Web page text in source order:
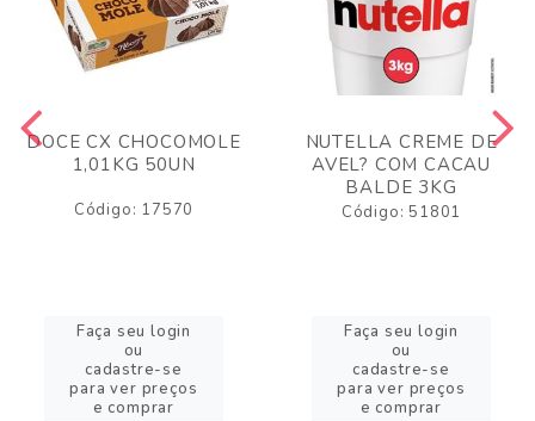
DOCE CX CHOCOMOLE
1,01KG 50UN
Código: 17570
Faça seu login
ou
cadastre-se
para ver preços
e comprar
NUTELLA CREME DE
AVEL? COM CACAU
BALDE 3KG
Código: 51801
Faça seu login
ou
cadastre-se
para ver preços
e comprar